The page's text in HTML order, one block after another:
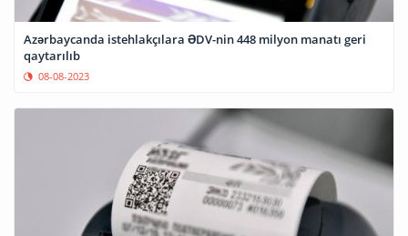
Azərbaycanda istehlakçılara ƏDV-nin 448 milyon manatı geri
qaytarılıb
08-08-2023